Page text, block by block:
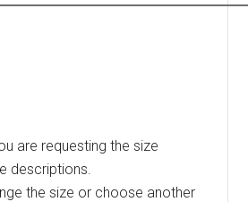
are requesting the size
descriptions.
the size or choose another